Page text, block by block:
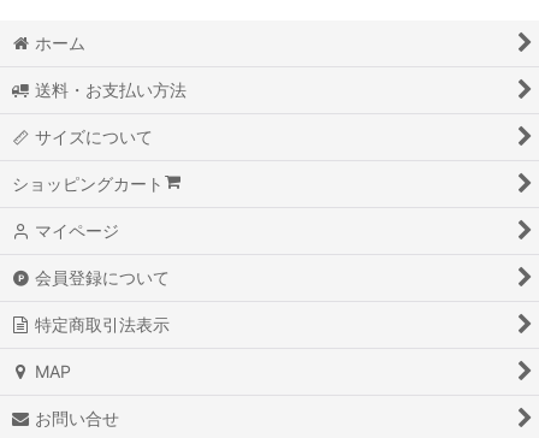
ホーム
送料・お支払い方法
サイズについて
ショッピングカート
マイページ
会員登録について
特定商取引法表示
MAP
お問い合せ